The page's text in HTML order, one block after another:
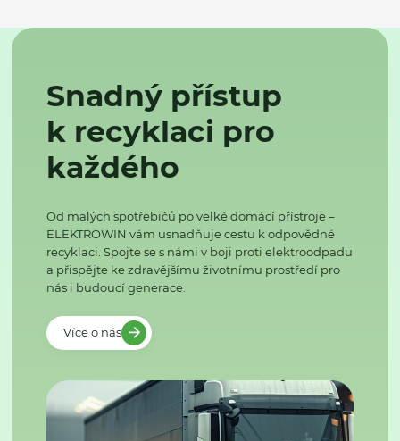
Snadný přístup
k recyklaci pro
každého
Od malých spotřebičů po velké domácí přístroje –
ELEKTROWIN vám usnadňuje cestu k odpovědné
recyklaci. Spojte se s námi v boji proti elektroodpadu
a přispějte ke zdravějšímu životnímu prostředí pro
nás i budoucí generace.
Více o nás